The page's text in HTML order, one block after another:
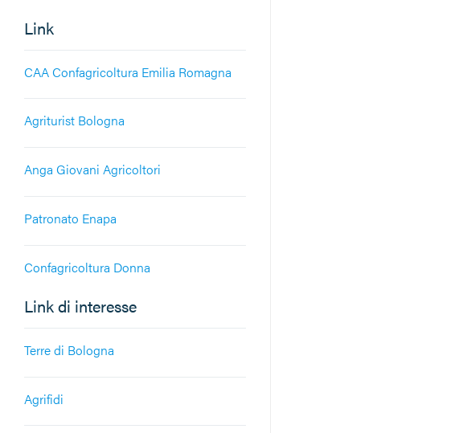
Link
CAA Confagricoltura Emilia Romagna
Agriturist Bologna
Anga Giovani Agricoltori
Patronato Enapa
Confagricoltura Donna
Link di interesse
Terre di Bologna
Agrifidi